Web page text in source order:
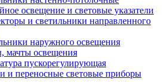
освещение и световые указатели
и светильники направленного
наружного освещения
мачты освещения
пускорегулирующая
и переносные световые приборы